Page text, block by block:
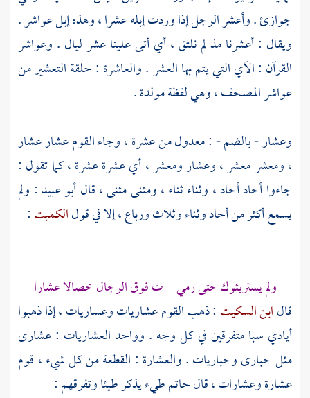
جوازئ . وأعشر الرجل إذا وردت إبله عشرا ، وهذه إبل عواشر .
ويقال : أعشرنا مذ لم نلتق ، أي أتى علينا عشر ليال . وعواشر
القرآن : الآي التي يتم بها العشر . والعاشرة : حلقة التعشير من
عواشر المصحف ، وهي لفظة مولدة .
وعشار - بالضم - : معدول من عشرة ، وجاء القوم عشار عشار
، ومعشر معشر ، وعشار ومعشر ، أي عشرة عشرة ، كما تقول :
جاءوا أحاد أحاد ، وثناء ثناء ، ومثنى مثنى ، قالأبو عبيد: ولم
يسمع أكثر من أحاد وثناء وثلاث ورباع ، إلا في قولالكميت:
ولم يستريثوك حتى رمي ت فوق الرجال خصالا عشارا
قالابن السكيت : ذهب القوم عشاريات وعساريات ، إذا ذهبوا
أيادي سبا متفرقين في كل وجه . وواحد العشاريات : عشارى
مثل حبارى وحباريات . والعشارة : القطعة من كل شيء ، قوم
عشارة وعشارات ، قالحاتم طيءيذكر طيئا وتفرقهم :